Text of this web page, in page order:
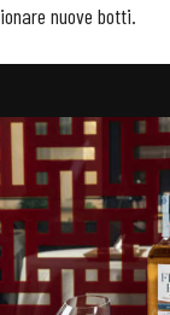
nuove botti.